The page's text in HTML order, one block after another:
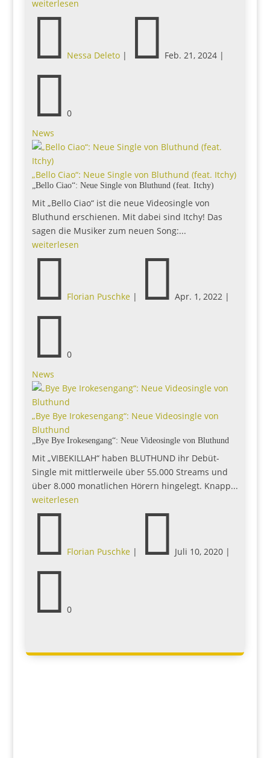
weiterlesen
 Nessa Deleto|  Feb. 21, 2024|
 0
News
„Bello Ciao“: Neue Single von Bluthund (feat. Itchy)
„Bello Ciao“: Neue Single von Bluthund (feat. Itchy)
Mit „Bello Ciao“ ist die neue Videosingle von
Bluthund erschienen. Mit dabei sind Itchy! Das
sagen die Musiker zum neuen Song:...
weiterlesen
 Florian Puschke|  Apr. 1, 2022|
 0
News
„Bye Bye Irokesengang“: Neue Videosingle von
Bluthund
„Bye Bye Irokesengang“: Neue Videosingle von Bluthund
Mit „VIBEKILLAH“ haben BLUTHUND ihr Debüt-
Single mit mittlerweile über 55.000 Streams und
über 8.000 monatlichen Hörern hingelegt. Knapp...
weiterlesen
 Florian Puschke|  Juli 10, 2020|
 0